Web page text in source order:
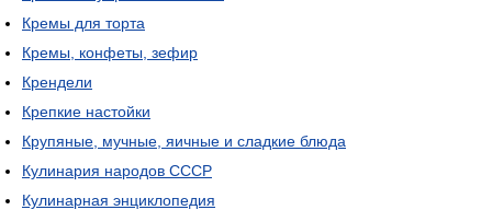
Кремы для торта
Кремы, конфеты, зефир
Крендели
Крепкие настойки
Крупяные, мучные, яичные и сладкие блюда
Кулинария народов СССР
Кулинарная энциклопедия